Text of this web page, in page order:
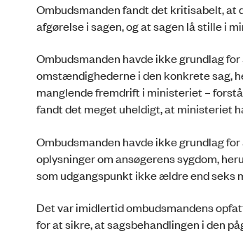
Ombudsmanden fandt det kritisabelt, at
afgørelse i sagen, og at sagen lå stille i
Ombudsmanden havde ikke grundlag
omstændighederne i den konkrete sag,
manglende fremdrift i ministeriet –
fandt det meget uheldigt, at ministeriet
Ombudsmanden havde ikke grundlag
oplysninger om ansøgerens sygdom,
som udgangspunkt ikke ældre end seks
Det var imidlertid ombudsmandens
for at sikre, at sagsbehandlingen i den